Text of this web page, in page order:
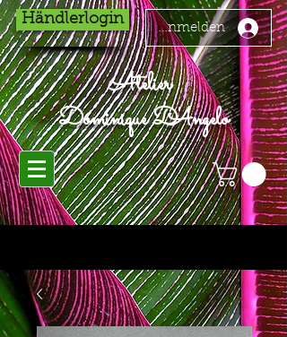
Händlerlogin
Anmelden
Atelier
Dominique D'Angelo